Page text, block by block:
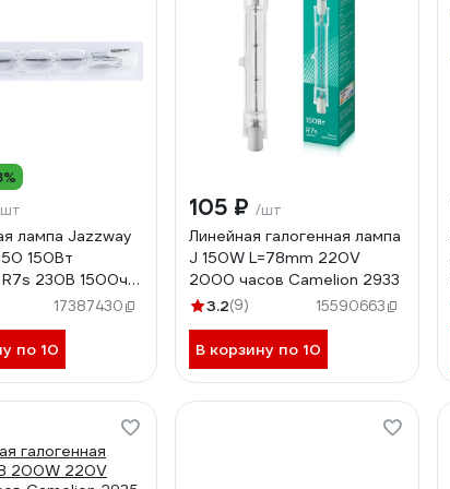
лампа Jazzway
150Вт
R7s 230В 1500ч
17387430
по 10
105 ₽ /шт
Линейная галогенная лампа
J 150W L=78mm 220V
2000 часов Camelion 2933
3.2(9) 15590663
В корзину по 10